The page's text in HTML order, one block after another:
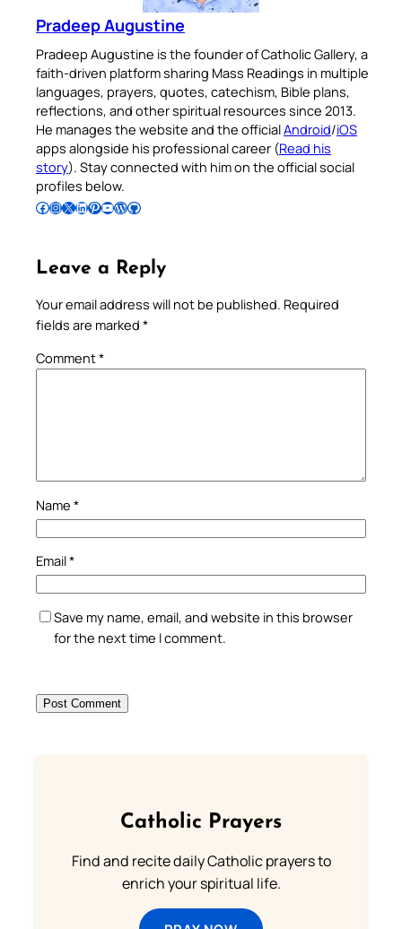
Pradeep Augustine
Pradeep Augustine is the founder of Catholic Gallery, a
faith-driven platform sharing Mass Readings in multiple
languages, prayers, quotes, catechism, Bible plans,
reflections, and other spiritual resources since 2013.
He manages the website and the officialAndroid/iOS
apps alongside his professional career (Read his
story). Stay connected with him on the official social
profiles below.
Follow Pradeep on Facebook Follow Pradeep on InstagramFollow Pradeep on X Follow Pradeep on LinkedIn Follow Pradeep on Pinterest Subscribe to Pradeep’s Youtube Channel Follow Pradeep on WordPress Follow Pradeep on GitHub
Leave a Reply
Your email address will not be published. Required
fields are marked *
Comment*
Name *
Email*
Save my name, email, and website in this browser
for the next time I comment.
Catholic Prayers
Find and recite daily Catholic prayers to
enrich your spiritual life.